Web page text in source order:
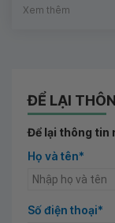
Xem thêm
ĐỂ LẠI
Để lại thông tin
Họ và tên*
Số điện thoại*